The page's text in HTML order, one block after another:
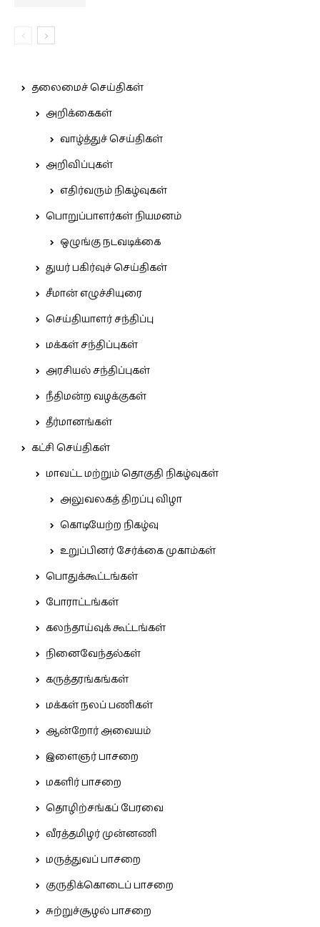
தலைமைச் செய்திகள்
அறிக்கைகள்
வாழ்த்துச் செய்திகள்
அறிவிப்புகள்
எதிர்வரும் நிகழ்வுகள்
பொறுப்பாளர்கள் நியமனம்
ஒழுங்கு நடவடிக்கை
துயர் பகிர்வுச் செய்திகள்
சீமான் எழுச்சியுரை
செய்தியாளர் சந்திப்பு
மக்கள் சந்திப்புகள்
அரசியல் சந்திப்புகள்
நீதிமன்ற வழக்குகள்
தீர்மானங்கள்
கட்சி செய்திகள்
மாவட்ட மற்றும் தொகுதி நிகழ்வுகள்
அலுவலகத் திறப்பு விழா
கொடியேற்ற நிகழ்வு
உறுப்பினர் சேர்க்கை முகாம்கள்
பொதுக்கூட்டங்கள்
போராட்டங்கள்
கலந்தாய்வுக் கூட்டங்கள்
நினைவேந்தல்கள்
கருத்தரங்கங்கள்
மக்கள் நலப் பணிகள்
ஆன்றோர் அவையம்
இளைஞர் பாசறை
மகளிர் பாசறை
தொழிற்சங்கப் பேரவை
வீரத்தமிழர் முன்னணி
மருத்துவப் பாசறை
குருதிக்கொடைப் பாசறை
சுற்றுச்சூழல் பாசறை